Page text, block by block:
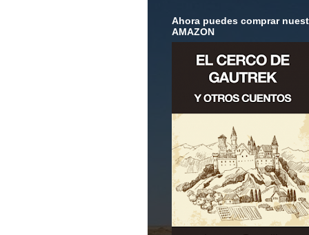
Ahora puedes comprar
AMAZON